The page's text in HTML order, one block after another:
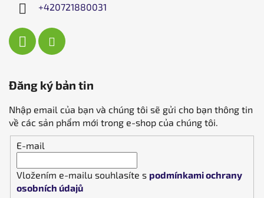
+420721880031
Đăng ký bản tin
Nhập email của bạn và chúng tôi sẽ gửi cho bạn thông tin
về các sản phẩm mới trong e-shop của chúng tôi.
E-mail
Vložením e-mailu souhlasíte s podmínkami ochrany
osobních údajů